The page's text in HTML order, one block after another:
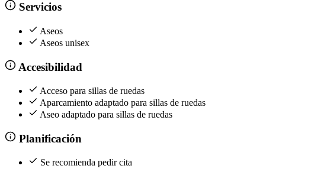
Servicios
Aseos
Aseos unisex
Accesibilidad
Acceso para sillas de ruedas
Aparcamiento adaptado para sillas de ruedas
Aseo adaptado para sillas de ruedas
Planificación
Se recomienda pedir cita